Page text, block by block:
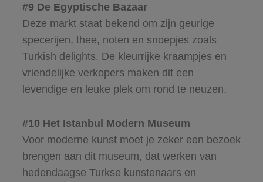
#9 De Egyptische Bazaar
Deze markt staat bekend om zijn geurige
specerijen, thee, noten en snoepjes zoals
Turkish delights. De kleurrijke kraampjes en
vriendelijke verkopers maken dit een
levendige en leuke plek om rond te neuzen.
#10 Het Istanbul Modern Museum
Voor moderne kunst moet je zeker een bezoek
brengen aan dit museum, dat werken van
hedendaagse Turkse kunstenaars en